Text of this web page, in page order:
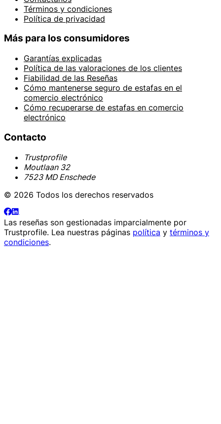
Términos y condiciones
Política de privacidad
Más para los consumidores
Garantías explicadas
Política de las valoraciones de los clientes
Fiabilidad de las Reseñas
Cómo mantenerse seguro de estafas en el
comercio electrónico
Cómo recuperarse de estafas en comercio
electrónico
Contacto
Trustprofile
Moutlaan 32
7523 MD Enschede
© 2026 Todos los derechos reservados
Las reseñas son gestionadas imparcialmente por
Trustprofile. Lea nuestras páginas política y términos y
condiciones.